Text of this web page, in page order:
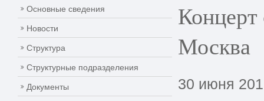
Основные сведения
Новости
Структура
Структурные подразделения
Документы
Концерт
Москва
30 июня